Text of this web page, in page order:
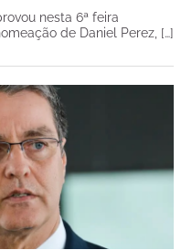
nesta 6ª feira
de Daniel Perez, […]